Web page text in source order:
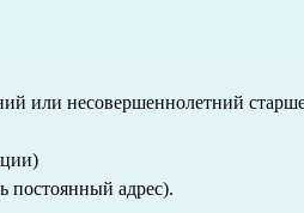
или несовершеннолетний
постоянный адрес).